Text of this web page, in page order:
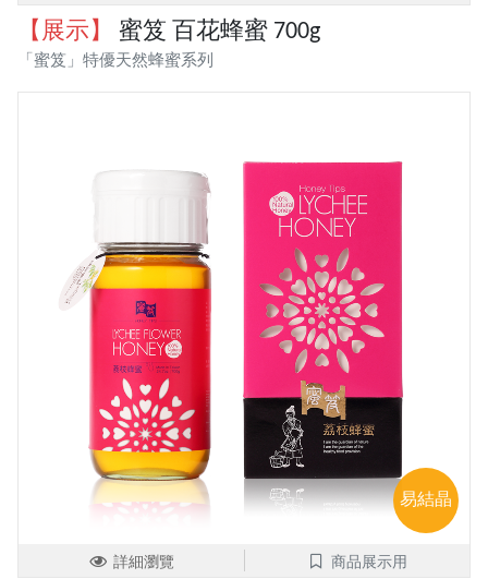
【展示】 蜜笈 百花蜂蜜 700g
「蜜笈」特優天然蜂蜜系列
易結晶
詳細瀏覽 商品展示用